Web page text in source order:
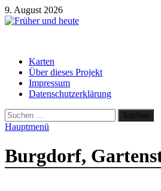
Zum
Inhalt
9. August 2026
Karten
Über dieses Projekt
Impressum
Datenschutzerklärung
Suchen
nach:
Hauptmenü
Burgdorf,